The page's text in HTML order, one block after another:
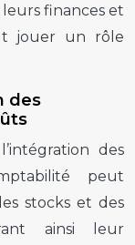
finances et
jouer un rôle
des
des
peut
stocks et des
ainsi leur